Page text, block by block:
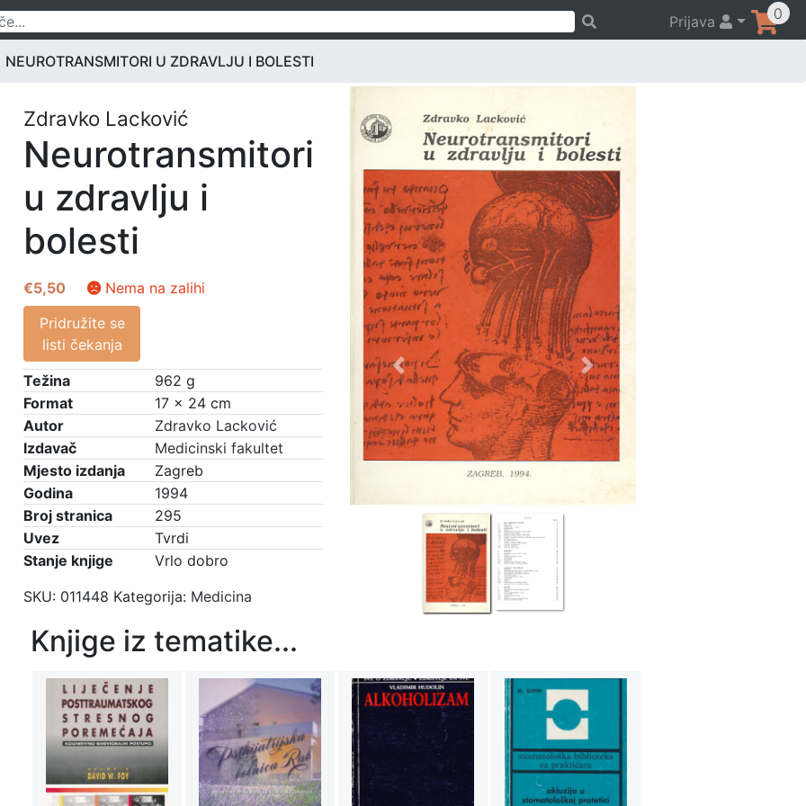
Prijava 0
NEUROTRANSMITORI U ZDRAVLJU I BOLESTI
Zdravko Lacković
Neurotransmitori
u zdravlju i
bolesti
€5,50
Nema na zalihi
Pridružite se
listi čekanja
Težina
962 g
Format
17 × 24 cm
Autor
Zdravko Lacković
Izdavač
Medicinski fakultet
Mjesto izdanja
Zagreb
Godina
1994
Broj stranica
295
Uvez
Tvrdi
Stanje knjige
Vrlo dobro
SKU: 011448 Kategorija: Medicina
Previous Next
Knjige iz tematike...